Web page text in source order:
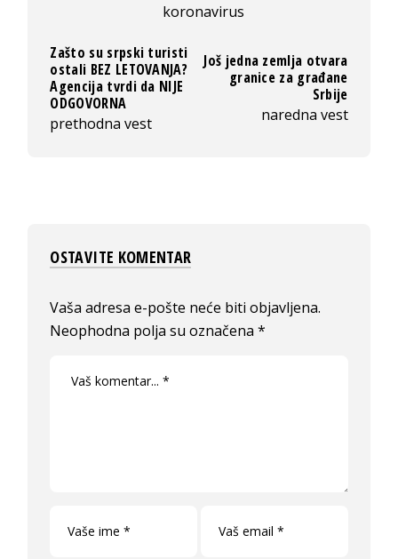
koronavirus
Zašto su srpski turisti
ostali BEZ LETOVANJA?
Agencija tvrdi da NIJE
ODGOVORNA
prethodna vest
Još jedna zemlja otvara
granice za građane
Srbije
naredna vest
OSTAVITE KOMENTAR
Vaša adresa e-pošte neće biti objavljena.
Neophodna polja su označena*